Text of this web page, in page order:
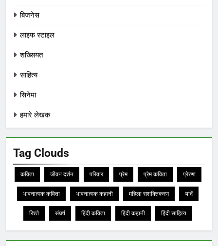
बिजनेस
लाइफ स्टाइल
शख्सियत
साहित्य
सिनेमा
हमारे लेखक
Tag Clouds
कविता जीवन दर्शन परिवार प्रेम प्रेम कविता प्रेरणा
भावनात्मक कविता भावनात्मक कहानी महिला सशक्तिकरण यादें
रिश्ते संघर्ष हिंदी कविता हिंदी कहानी हिंदी साहित्य